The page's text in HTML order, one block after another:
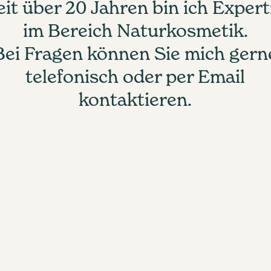
über 20 Jahren bin ich
im Bereich Naturkosmetik.
Fragen können Sie mich
telefonisch oder per Email
kontaktieren.